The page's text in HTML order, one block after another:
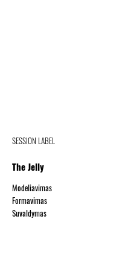
SESSION LABEL
The Jelly
Modeliavimas
Formavimas
Suvaldymas